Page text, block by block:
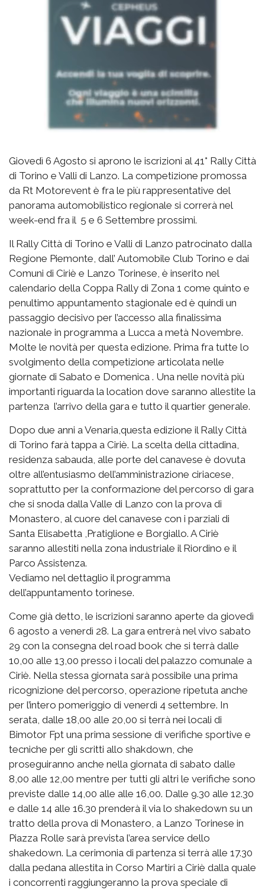
Giovedì 6 Agosto si aprono le iscrizioni al 41° Rally Città
di Torino e Valli di Lanzo. La competizione promossa
da Rt Motorevent è fra le più rappresentative del
panorama automobilistico regionale si correrà nel
week-end fra il 5 e 6 Settembre prossimi.
Il Rally Città di Torino e Valli di Lanzo patrocinato dalla
Regione Piemonte, dall’ Automobile Club Torino e dai
Comuni di Ciriè e Lanzo Torinese, è inserito nel
calendario della Coppa Rally di Zona 1 come quinto e
penultimo appuntamento stagionale ed è quindi un
passaggio decisivo per l’accesso alla finalissima
nazionale in programma a Lucca a metà Novembre.
Molte le novità per questa edizione. Prima fra tutte lo
svolgimento della competizione articolata nelle
giornate di Sabato e Domenica . Una nelle novità più
importanti riguarda la location dove saranno allestite la
partenza l’arrivo della gara e tutto il quartier generale.
Dopo due anni a Venaria,questa edizione il Rally Città
di Torino farà tappa a Ciriè. La scelta della cittadina,
residenza sabauda, alle porte del canavese è dovuta
oltre all’entusiasmo dell’amministrazione ciriacese,
soprattutto per la conformazione del percorso di gara
che si snoda dalla Valle di Lanzo con la prova di
Monastero, al cuore del canavese con i parziali di
Santa Elisabetta ,Pratiglione e Borgiallo. A Ciriè
saranno allestiti nella zona industriale il Riordino e il
Parco Assistenza.
Vediamo nel dettaglio il programma
dell’appuntamento torinese.
Come già detto, le iscrizioni saranno aperte da giovedì
6 agosto a venerdì 28. La gara entrerà nel vivo sabato
29 con la consegna del road book che si terrà dalle
10,00 alle 13,00 presso i locali del palazzo comunale a
Ciriè. Nella stessa giornata sarà possibile una prima
ricognizione del percorso, operazione ripetuta anche
per l’intero pomeriggio di venerdì 4 settembre. In
serata, dalle 18,00 alle 20,00 si terrà nei locali di
Bimotor Fpt una prima sessione di verifiche sportive e
tecniche per gli scritti allo shakdown, che
proseguiranno anche nella giornata di sabato dalle
8,00 alle 12,00 mentre per tutti gli altri le verifiche sono
previste dalle 14,00 alle alle 16,00. Dalle 9.30 alle 12.30
e dalle 14 alle 16.30 prenderà il via lo shakedown su un
tratto della prova di Monastero, a Lanzo Torinese in
Piazza Rolle sarà prevista l’area service dello
shakedown. La cerimonia di partenza si terrà alle 17.30
dalla pedana allestita in Corso Martiri a Ciriè dalla quale
i concorrenti raggiungeranno la prova speciale di